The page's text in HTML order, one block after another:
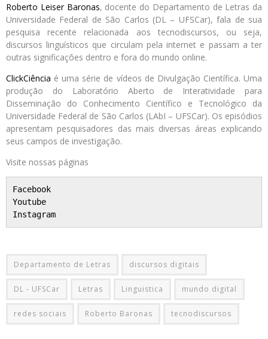
Roberto Leiser Baronas, docente do Departamento de Letras da
Universidade Federal de São Carlos (DL – UFSCar), fala de sua
pesquisa recente relacionada aos tecnodiscursos, ou seja,
discursos linguísticos que circulam pela internet e passam a ter
outras significações dentro e fora do mundo online.
ClickCiência é uma série de vídeos de Divulgação Científica. Uma
produção do Laboratório Aberto de Interatividade para
Disseminação do Conhecimento Científico e Tecnológico da
Universidade Federal de São Carlos (LAbI – UFSCar). Os episódios
apresentam pesquisadores das mais diversas áreas explicando
seus campos de investigação.
Visite nossas páginas
Facebook
Youtube
Instagram
Departamento de Letras discursos digitais
DL - UFSCar Letras Linguistica mundo digital
redes sociais Roberto Baronas tecnodiscursos